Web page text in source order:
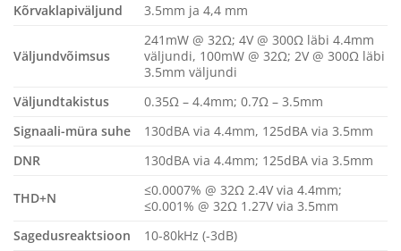
Kõrvaklapiväljund
3.5mm ja 4,4 mm
Väljundvõimsus
241mW @ 32Ω; 4V @ 300Ω läbi 4.4mm
väljundi, 100mW @ 32Ω; 2V @ 300Ω läbi
3.5mm väljundi
Väljundtakistus
0.35Ω – 4.4mm; 0.7Ω – 3.5mm
Signaali-müra suhe
130dBA via 4.4mm, 125dBA via 3.5mm
DNR
130dBA via 4.4mm; 125dBA via 3.5mm
THD+N
≤0.0007% @ 32Ω 2.4V via 4.4mm;
≤0.001% @ 32Ω 1.27V via 3.5mm
Sagedusreaktsioon
10-80kHz (-3dB)